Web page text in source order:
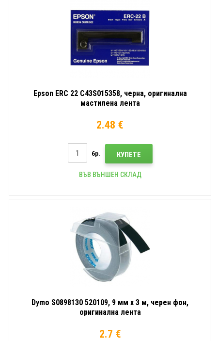
Epson ERC 22 C43S015358, черна, оригинална
мастилена лента
2.48 €
бр. КУПЕТЕ
ВЪВ ВЪНШЕН СКЛАД
Dymo S0898130 520109, 9 мм x 3 м, черен фон,
оригинална лента
2.7 €